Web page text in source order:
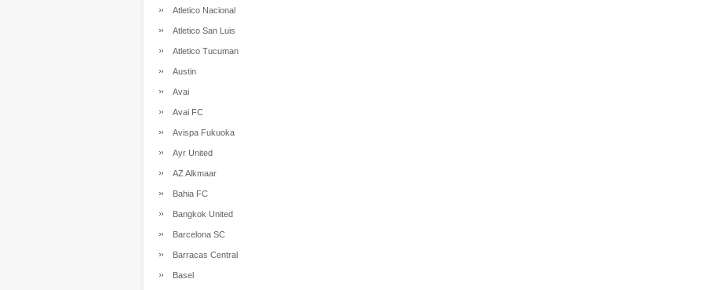
Atletico Nacional
Atletico San Luis
Atletico Tucuman
Austin
Avai
Avai FC
Avispa Fukuoka
Ayr United
AZ Alkmaar
Bahia FC
Bangkok United
Barcelona SC
Barracas Central
Basel